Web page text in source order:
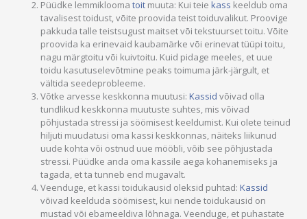
Püüdke lemmiklooma toit muuta: Kui teie kass keeldub oma
tavalisest toidust, võite proovida teist toiduvalikut. Proovige
pakkuda talle teistsugust maitset või tekstuurset toitu. Võite
proovida ka erinevaid kaubamärke või erinevat tüüpi toitu,
nagu märgtoitu või kuivtoitu. Kuid pidage meeles, et uue
toidu kasutuselevõtmine peaks toimuma järk-järgult, et
vältida seedeprobleeme.
Võtke arvesse keskkonna muutusi: Kassid võivad olla
tundlikud keskkonna muutuste suhtes, mis võivad
põhjustada stressi ja söömisest keeldumist. Kui olete teinud
hiljuti muudatusi oma kassi keskkonnas, näiteks liikunud
uude kohta või ostnud uue mööbli, võib see põhjustada
stressi. Püüdke anda oma kassile aega kohanemiseks ja
tagada, et ta tunneb end mugavalt.
Veenduge, et kassi toidukausid oleksid puhtad: Kassid
võivad keelduda söömisest, kui nende toidukausid on
mustad või ebameeldiva lõhnaga. Veenduge, et puhastate